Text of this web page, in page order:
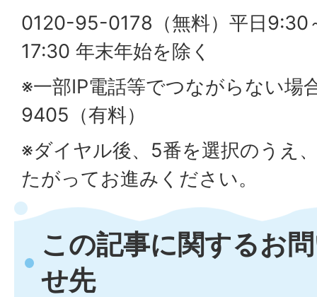
0120-95-0178（無料）平日9:30
17:30 年末年始を除く
※一部IP電話等でつながらない
9405（有料）
※ダイヤル後、5番を選択のうえ
たがってお進みください。
この記事に関するお
せ先